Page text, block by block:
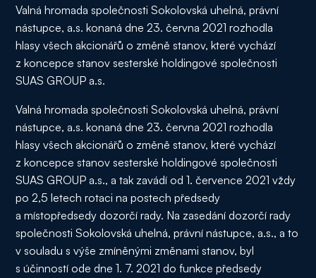
Valná hromada společnosti Sokolovská uhelná, právní
nástupce, a.s. konaná dne 23. června 2021 rozhodla
hlasy všech akcionářů o změně stanov, které vychází
z koncepce stanov sesterské holdingové společnosti
SUAS GROUP a.s.
Valná hromada společnosti Sokolovská uhelná, právní
nástupce, a.s. konaná dne 23. června 2021 rozhodla
hlasy všech akcionářů o změně stanov, které vychází
z koncepce stanov sesterské holdingové společnosti
SUAS GROUP a.s., a tak zavádí od 1. července 2021 vždy
po 2,5 letech rotaci na postech předsedy
a místopředsedy dozorčí rady. Na zasedání dozorčí rady
společnosti Sokolovská uhelná, právní nástupce, a.s., a to
v souladu s výše zmíněnými změnami stanov, byl
s účinností ode dne 1. 7. 2021 do funkce předsedy